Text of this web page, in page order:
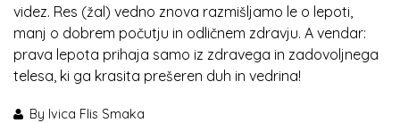
videz. Res (žal) vedno znova razmišljamo le o lepoti,
manj o dobrem počutju in odličnem zdravju. A vendar:
prava lepota prihaja samo iz zdravega in zadovoljnega
telesa, ki ga krasita prešeren duh in vedrina!
By Ivica Flis Smaka